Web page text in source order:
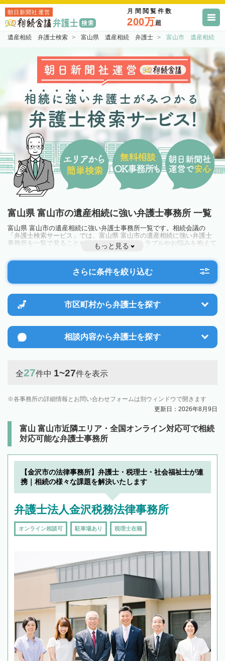
朝日新聞社運営 月間閲覧件数
200万超
遺産相続 弁護士検索 富山県 遺産相続 弁護士 富山市 遺産相続
富山県 富山市の遺産相続に強い弁護士事務所 一覧
富山県 富山市の遺産相続に強い弁護士事務所一覧です。相続会議の
「弁護士検索サービス」では、富山県 富山市の遺産相続に強い弁護士
事務所を一覧で見ることが出来ます。相続のトラブルやお悩みを抱えて
いる方は一度近隣の弁護士に相談してみましょう。
もっと見る
さらに条件を絞り込む
市区町村から弁護士を探す
相談内容から弁護士を探す
全27件中 1~27件を表示
各事務所の詳細情報とお問い合わせフォームは別ウィンドウで開きます
更新日：2026年8月9日
富山 富山市近隣エリア・全国オンライン対応可で相続
対応可能な弁護士事務所
【金沢市の法律事務所】弁護士・税理士・社会福祉士が連
携｜相続の様々な課題を解決いたします
弁護士法人金沢税務法律事務所
オンライン相談可 駐車場あり 税理士在籍